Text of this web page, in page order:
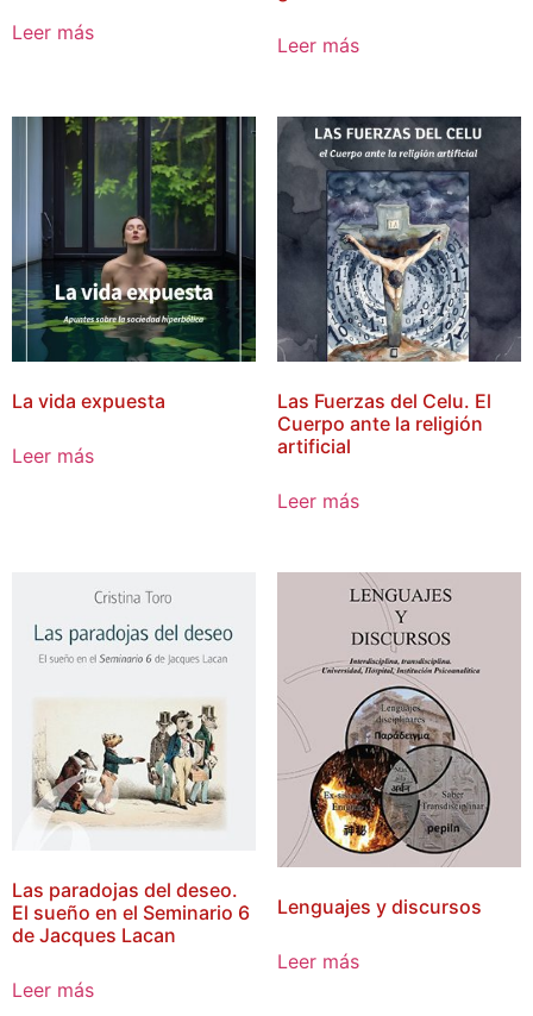
Leer más
Leer más
La vida expuesta
Leer más
Las Fuerzas del Celu. El
Cuerpo ante la religión
artificial
Leer más
Las paradojas del deseo.
El sueño en el Seminario 6
de Jacques Lacan
Leer más
Lenguajes y discursos
Leer más